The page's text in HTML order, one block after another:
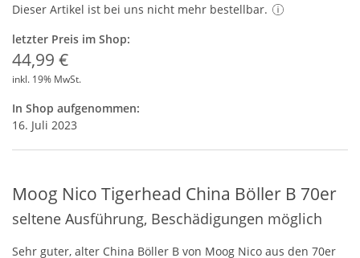
Dieser Artikel ist bei uns nicht mehr bestellbar.
letzter Preis im Shop:
44,99 €
inkl. 19% MwSt.
In Shop aufgenommen:
16. Juli 2023
Moog Nico Tigerhead China Böller B 70er
seltene Ausführung, Beschädigungen möglich
Sehr guter, alter China Böller B von Moog Nico aus den 70er